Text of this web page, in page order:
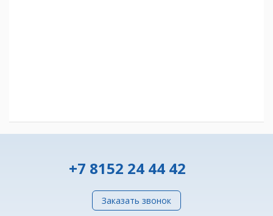
+7 8152 24 44 42
Заказать звонок